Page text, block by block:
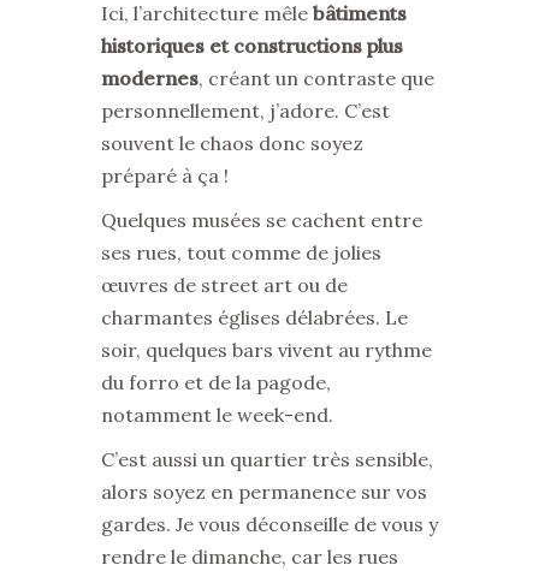
Ici, l’architecture mêle bâtiments
historiques et constructions plus
modernes, créant un contraste que
personnellement, j’adore. C’est
souvent le chaos donc soyez
préparé à ça !
Quelques musées se cachent entre
ses rues, tout comme de jolies
œuvres de street art ou de
charmantes églises délabrées. Le
soir, quelques bars vivent au rythme
du forro et de la pagode,
notamment le week-end.
C’est aussi un quartier très sensible,
alors soyez en permanence sur vos
gardes. Je vous déconseille de vous y
rendre le dimanche, car les rues